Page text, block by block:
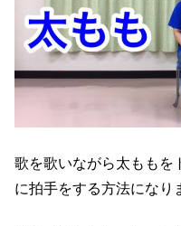
歌を歌いながら太ももを
に拍手をする方法になり